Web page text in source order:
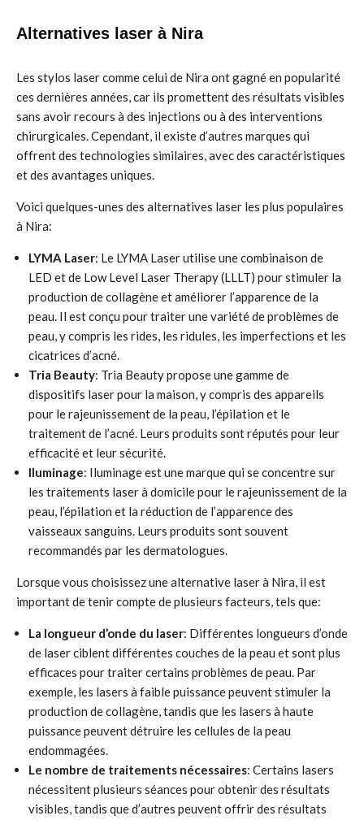
Alternatives laser à Nira
Les stylos laser comme celui de Nira ont gagné en popularité
ces dernières années, car ils promettent des résultats visibles
sans avoir recours à des injections ou à des interventions
chirurgicales. Cependant, il existe d’autres marques qui
offrent des technologies similaires, avec des caractéristiques
et des avantages uniques.
Voici quelques-unes des alternatives laser les plus populaires
à Nira:
LYMA Laser: Le LYMA Laser utilise une combinaison de
LED et de Low Level Laser Therapy (LLLT) pour stimuler la
production de collagène et améliorer l’apparence de la
peau. Il est conçu pour traiter une variété de problèmes de
peau, y compris les rides, les ridules, les imperfections et les
cicatrices d’acné.
Tria Beauty: Tria Beauty propose une gamme de
dispositifs laser pour la maison, y compris des appareils
pour le rajeunissement de la peau, l’épilation et le
traitement de l’acné. Leurs produits sont réputés pour leur
efficacité et leur sécurité.
Iluminage: Iluminage est une marque qui se concentre sur
les traitements laser à domicile pour le rajeunissement de la
peau, l’épilation et la réduction de l’apparence des
vaisseaux sanguins. Leurs produits sont souvent
recommandés par les dermatologues.
Lorsque vous choisissez une alternative laser à Nira, il est
important de tenir compte de plusieurs facteurs, tels que:
La longueur d’onde du laser: Différentes longueurs d’onde
de laser ciblent différentes couches de la peau et sont plus
efficaces pour traiter certains problèmes de peau. Par
exemple, les lasers à faible puissance peuvent stimuler la
production de collagène, tandis que les lasers à haute
puissance peuvent détruire les cellules de la peau
endommagées.
Le nombre de traitements nécessaires: Certains lasers
nécessitent plusieurs séances pour obtenir des résultats
visibles, tandis que d’autres peuvent offrir des résultats